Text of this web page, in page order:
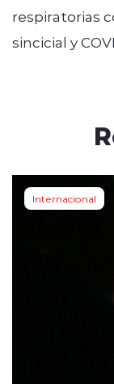
respiratorias
sincicial y
Internacional